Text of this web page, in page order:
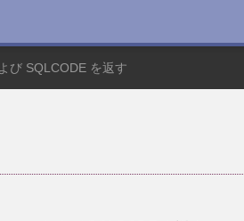
び SQLCODE を返す